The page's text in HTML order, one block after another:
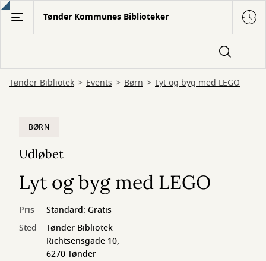
Gå
hovedindhold
Tønder Kommunes Biblioteker
Tønder Bibliotek Events Børn Lyt og byg med LEGO
BØRN
Udløbet
Lyt og byg med LEGO
Pris
Standard: Gratis
Sted
Tønder Bibliotek
Richtsensgade 10,
6270 Tønder